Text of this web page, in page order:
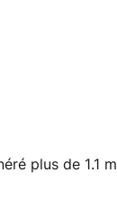
plus de 1.1